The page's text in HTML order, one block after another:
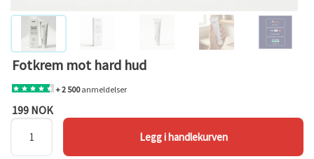
Fotkrem mot hard hud
+ 2 500anmeldelser
199 NOK